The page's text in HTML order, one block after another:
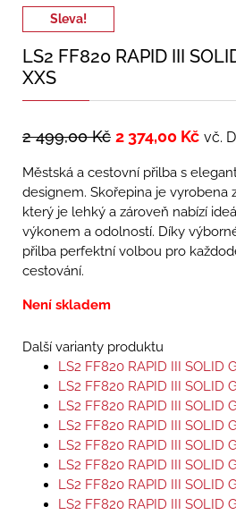
Sleva!
LS2 FF820 RAPID III
XXS
2 499,00Kč 2 374,00 Kč vč.
Městská a cestovní přilba s
designem. Skořepina je vyrobena
který je lehký a zároveň nabízí
výkonem a odolností. Díky
přilba perfektní volbou pro
cestování.
Není skladem
Další varianty produktu
LS2 FF820 RAPID III SOLID
LS2 FF820 RAPID III SOLID
LS2 FF820 RAPID III SOLID
LS2 FF820 RAPID III SOLID
LS2 FF820 RAPID III SOLID
LS2 FF820 RAPID III SOLID
LS2 FF820 RAPID III SOLID
LS2 FF820 RAPID III SOLID